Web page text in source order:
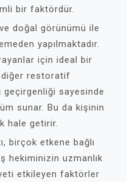
bir faktördür.
ve doğal görünümü ile
yapılmaktadır.
için ideal bir
diğer restoratif
geçirgenliği sayesinde
sunar. Bu da kişinin
hale getirir.
birçok etkene bağlı
hekiminizin uzmanlık
etkileyen faktörler